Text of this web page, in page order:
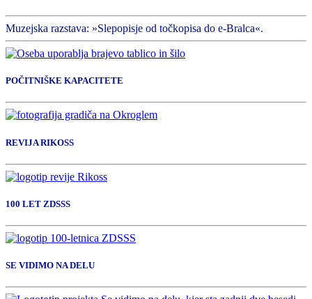
Muzejska razstava: »Slepopisje od točkopisa do e-Bralca«.
POČITNIŠKE KAPACITETE
REVIJA RIKOSS
100 LET ZDSSS
SE VIDIMO NA DELU